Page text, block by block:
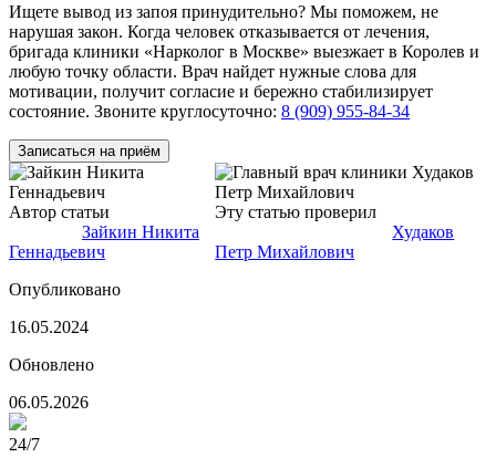
Ищете вывод из запоя принудительно? Мы поможем, не
нарушая закон. Когда человек отказывается от лечения,
бригада клиники «Нарколог в Москве» выезжает в Королев и
любую точку области. Врач найдет нужные слова для
мотивации, получит согласие и бережно стабилизирует
состояние. Звоните круглосуточно: 8 (909) 955-84-34
Записаться на приём
Автор статьи
Зайкин Никита
Геннадьевич
Эту статью проверил
Худаков
Петр Михайлович
Опубликовано
16.05.2024
Обновлено
06.05.2026
24/7